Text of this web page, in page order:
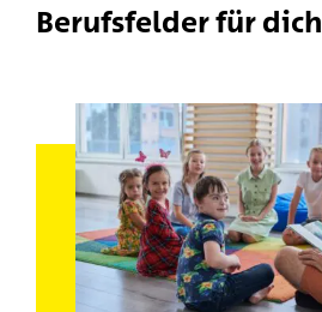
Berufsfelder für dich